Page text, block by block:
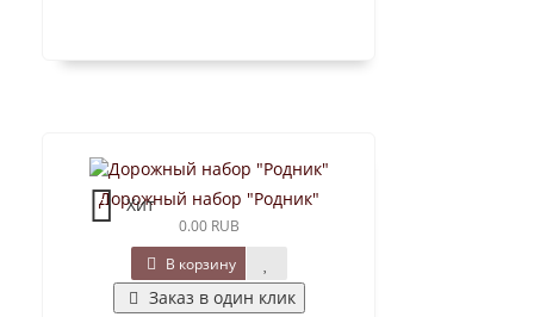
Хит
Дорожный набор "Родник"
0.00 RUB
В корзину
Заказ в один клик